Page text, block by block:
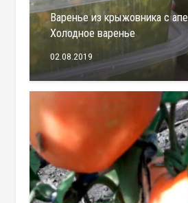
Варенье из крыжовника с
Холодное варенье
02.08.2019